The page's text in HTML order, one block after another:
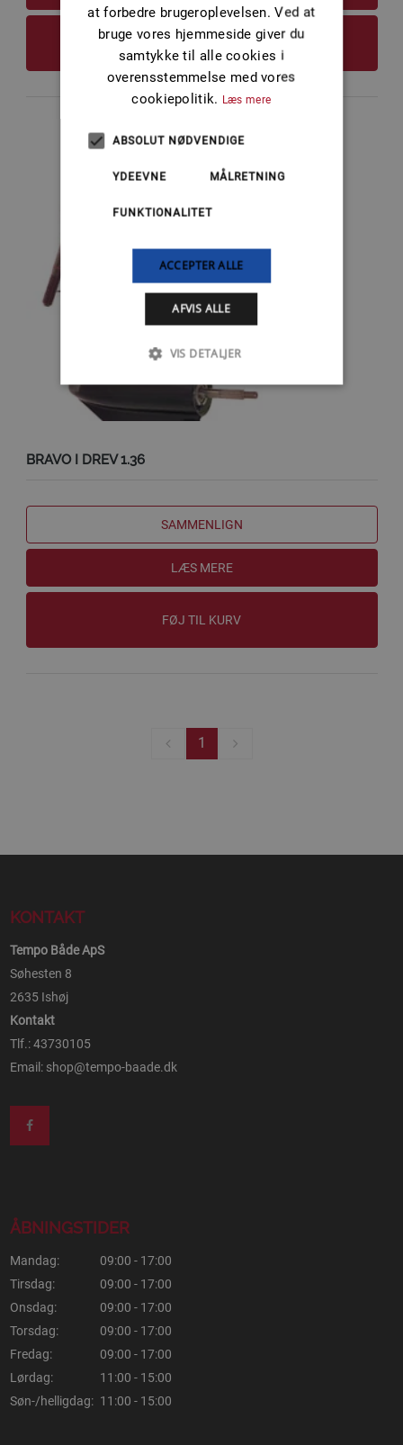
FØJ TIL KURV
BRAVO I DREV 1.36
SAMMENLIGN
LÆS MERE
FØJ TIL KURV
1
KONTAKT
Tempo Både ApS
Søhesten 8
2635 Ishøj
Kontakt
Tlf.: 43730105
Email: shop@tempo-baade.dk
ÅBNINGSTIDER
Mandag:
09:00 - 17:00
Tirsdag:
09:00 - 17:00
Onsdag:
09:00 - 17:00
Torsdag:
09:00 - 17:00
Fredag:
09:00 - 17:00
Lørdag:
11:00 - 15:00
Søn-/helligdag: 11:00 - 15:00
at forbedre brugeroplevelsen. Ved at
bruge vores hjemmeside giver du
samtykke til alle cookies i
overensstemmelse med vores
cookiepolitik. Læs mere
ABSOLUT NØDVENDIGE
YDEEVNE MÅLRETNING
FUNKTIONALITET
ACCEPTER ALLE
AFVIS ALLE
VIS DETALJER